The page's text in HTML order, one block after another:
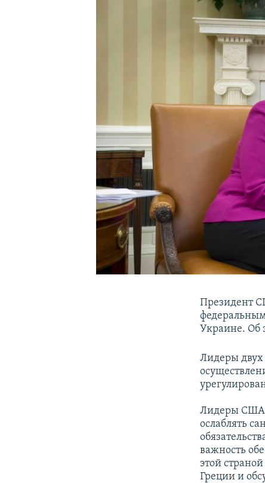
Президент
Украине. Об
Лидеры двух
Лидеры США
ослаблять
важность
этой
Греции и